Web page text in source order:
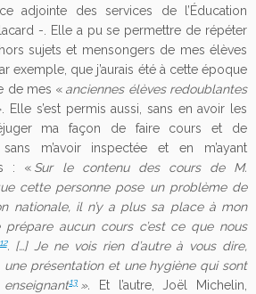
adjointe des services de l’Éducation
-. Elle a pu se permettre de répéter
sujets et mensongers de mes élèves
exemple, que j’aurais été à cette époque
de mes « anciennes élèves redoublantes
Elle s’est permis aussi, sans en avoir les
ma façon de faire cours et de
m’avoir inspectée et en m’ayant
: « Sur le contenu des cours de M.
cette personne pose un problème de
nationale, il n’y a plus sa place à mon
prépare aucun cours c’est ce que nous
. […] Je ne vois rien d’autre à vous dire,
une présentation et une hygiène qui sont
13». Et l’autre, Joël Michelin,